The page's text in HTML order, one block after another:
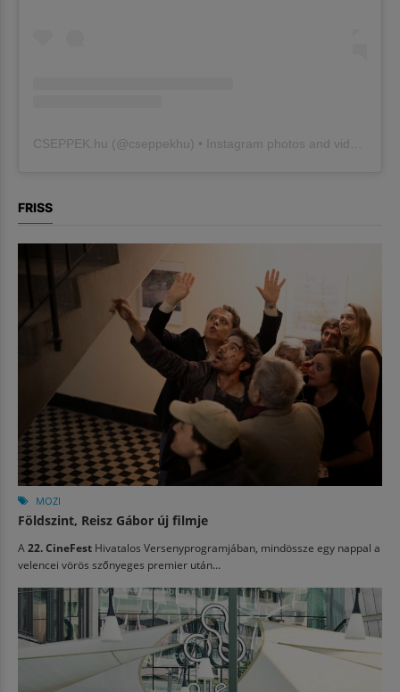
CSEPPEK.hu (@cseppekhu ) • Instagram photos and videos
FRISS
MOZI
Földszint, Reisz Gábor új filmje
A 22. CineFest Hivatalos Versenyprogramjában, mindössze egy nappal a
velencei vörös szőnyeges premier után...